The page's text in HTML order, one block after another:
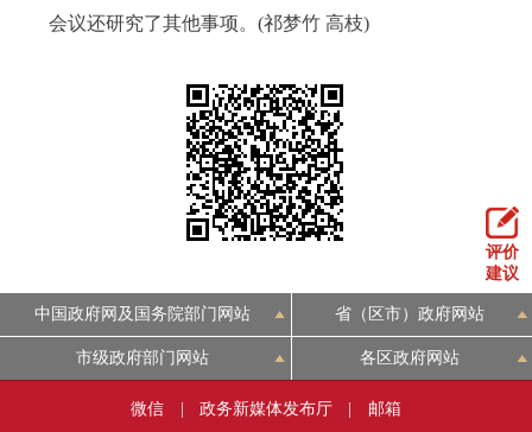
会议还研究了其他事项。(祁梦竹 高枝)
评价
建议
中国政府网及国务院部门网站 省（区市）政府网站
市级政府部门网站 各区政府网站
微信 政务新媒体发布厅 邮箱